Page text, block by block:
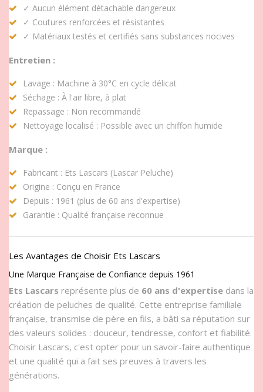
✓ Aucun élément détachable dangereux
✓ Coutures renforcées et résistantes
✓ Matériaux testés et certifiés sans substances nocives
Entretien :
Lavage : Machine à 30°C en cycle délicat
Séchage : À l'air libre, à plat
Repassage : Non recommandé
Nettoyage localisé : Possible avec un chiffon humide
Marque :
Fabricant : Ets Lascars (Lascar Peluche)
Origine : Conçu en France
Depuis : 1961 (plus de 60 ans d'expertise)
Garantie : Qualité française reconnue
Les Avantages de Choisir Ets Lascars
Une Marque Française de Confiance depuis 1961
Ets Lascars représente plus de 60 ans d'expertise dans la
création de peluches de qualité. Cette entreprise familiale
française, transmise de père en fils, a bâti sa réputation sur
des valeurs solides : douceur, tendresse, confort et fiabilité.
Choisir Lascars, c'est opter pour un savoir-faire authentique
et une qualité qui a fait ses preuves à travers les
générations.